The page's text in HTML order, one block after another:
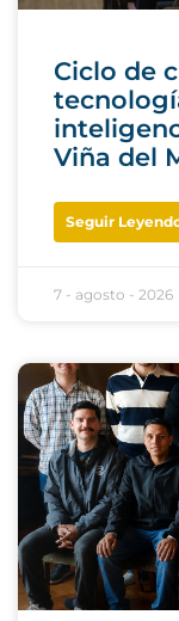
Ciclo de
Viña del
Seguir
7 - agosto - 2026